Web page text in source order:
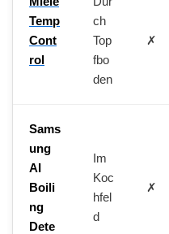
Temp
Cont
rol
ch
Top
fbo
den
✗
Sams
ung
AI
Boili
ng
Dete
Im
Koc
hfel
d
✗